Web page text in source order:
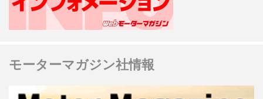
モーターマガジン社情報